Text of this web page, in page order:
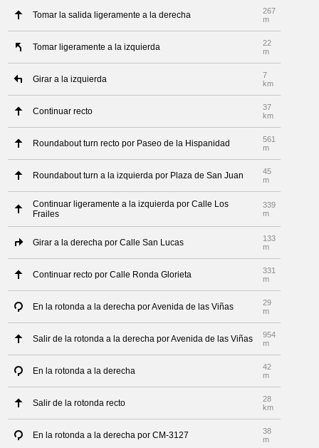
Tomar la salida ligeramente a la derecha
267
m
Tomar ligeramente a la izquierda
22
m
Girar a la izquierda
7
km
Continuar recto
37
km
Roundabout turn recto por Paseo de la Hispanidad
561
m
Roundabout turn a la izquierda por Plaza de San Juan
45
m
Continuar ligeramente a la izquierda por Calle Los
Frailes
339
m
Girar a la derecha por Calle San Lucas
133
m
Continuar recto por Calle Ronda Glorieta
331
m
En la rotonda a la derecha por Avenida de las Viñas
29
m
Salir de la rotonda a la derecha por Avenida de las Viñas
954
m
En la rotonda a la derecha
42
m
Salir de la rotonda recto
28
km
En la rotonda a la derecha por CM-3127
38
m